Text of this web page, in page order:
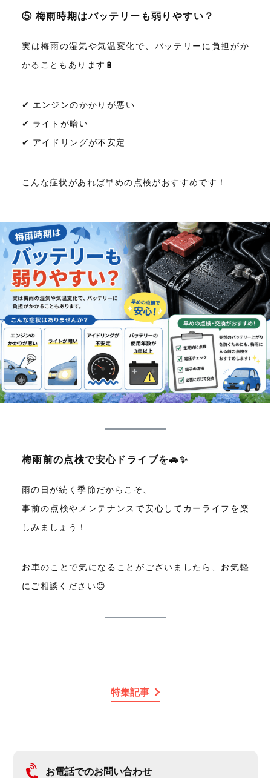
⑤ 梅雨時期はバッテリーも弱りやすい？
実は梅雨の湿気や気温変化で、バッテリーに負担がか
かることもあります🔋
✔ エンジンのかかりが悪い
✔ ライトが暗い
✔ アイドリングが不安定
こんな症状があれば早めの点検がおすすめです！
梅雨前の点検で安心ドライブを🚗✨
雨の日が続く季節だからこそ、
事前の点検やメンテナンスで安心してカーライフを楽
しみましょう！
お車のことで気になることがございましたら、お気軽
にご相談ください😊
特集記事
お電話でのお問い合わせ